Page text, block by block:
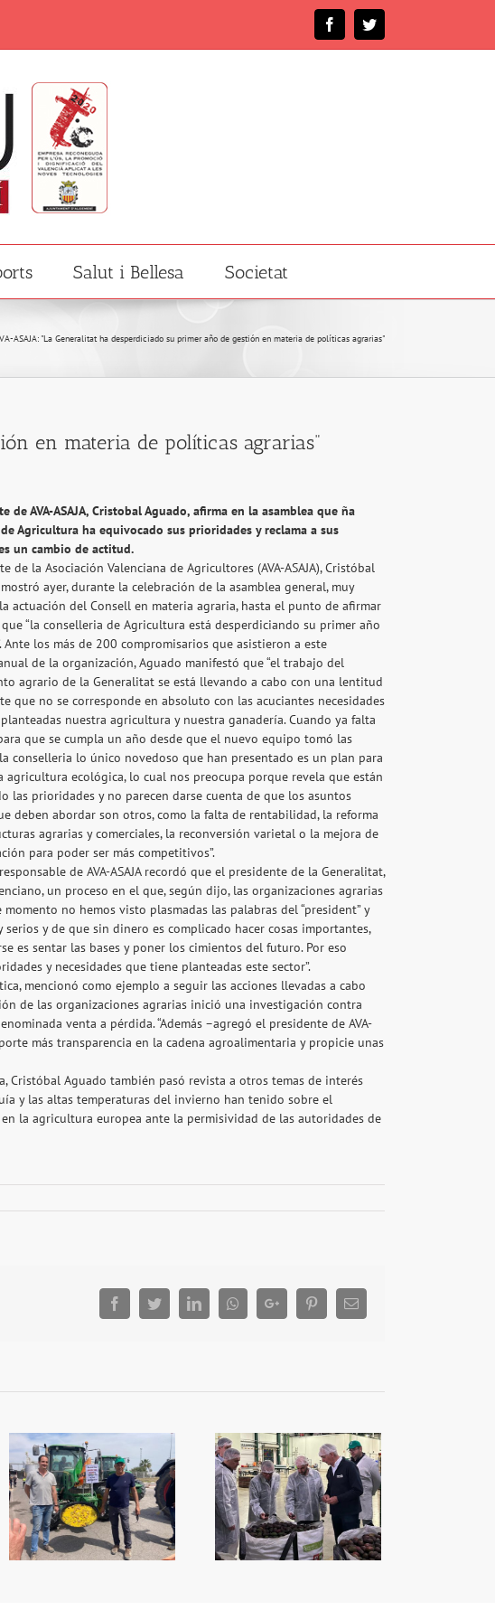
FacebookTwitter
Salut i Bellesa Societat
ASAJA: "La Generalitat ha desperdiciado su primer año de gestión en materia de políticas agrarias"
en materia de políticas agrarias"
de AVA-ASAJA, Cristobal Aguado, afirma en la asamblea que ña
Agricultura ha equivocado sus prioridades y reclama a sus
un cambio de actitud.
de la Asociación Valenciana de Agricultores (AVA-ASAJA), Cristóbal
ayer, durante la celebración de la asamblea general, muy
actuación del Consell en materia agraria, hasta el punto de afirmar
“la conselleria de Agricultura está desperdiciando su primer año
Ante los más de 200 compromisarios que asistieron a este
de la organización, Aguado manifestó que “el trabajo del
agrario de la Generalitat se está llevando a cabo con una lentitud
que no se corresponde en absoluto con las acuciantes necesidades
nuestra agricultura y nuestra ganadería. Cuando ya falta
que se cumpla un año desde que el nuevo equipo tomó las
conselleria lo único novedoso que han presentado es un plan para
agricultura ecológica, lo cual nos preocupa porque revela que están
las prioridades y no parecen darse cuenta de que los asuntos
deben abordar son otros, como la falta de rentabilidad, la reforma
agrarias y comerciales, la reconversión varietal o la mejora de
para poder ser más competitivos”.
de AVA-ASAJA recordó que el presidente de la Generalitat,
un proceso en el que, según dijo, las organizaciones agrarias
no hemos visto plasmadas las palabras del “president” y
y de que sin dinero es complicado hacer cosas importantes,
es sentar las bases y poner los cimientos del futuro. Por eso
y necesidades que tiene planteadas este sector”.
mencionó como ejemplo a seguir las acciones llevadas a cabo
de las organizaciones agrarias inició una investigación contra
venta a pérdida. “Además –agregó el presidente de AVA-
más transparencia en la cadena agroalimentaria y propicie unas
Cristóbal Aguado también pasó revista a otros temas de interés
y las altas temperaturas del invierno han tenido sobre el
la agricultura europea ante la permisividad de las autoridades de
FacebookTwitterLinkedInWhatsappGoogle+ PinterestEmail
Ajuntament i COPAL
intensifiquen relacions